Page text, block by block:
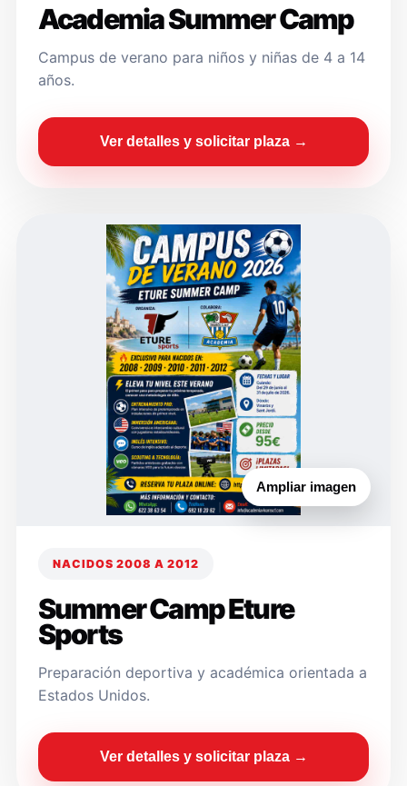
Academia Summer Camp
Campus de verano para niños y niñas de 4 a 14
años.
Ver detalles y solicitar plaza →
Ampliar imagen
NACIDOS 2008 A 2012
Summer Camp Eture
Sports
Preparación deportiva y académica orientada a
Estados Unidos.
Ver detalles y solicitar plaza →